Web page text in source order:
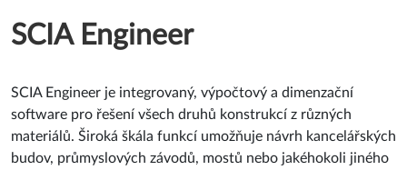
SCIA Engineer
SCIA Engineer je integrovaný, výpočtový a dimenzační
software pro řešení všech druhů konstrukcí z různých
materiálů. Široká škála funkcí umožňuje návrh kancelářských
budov, průmyslových závodů, mostů nebo jakéhokoli jiného